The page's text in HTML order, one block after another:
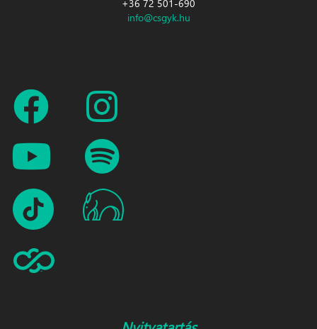
+36 72 501-690
info@csgyk.hu